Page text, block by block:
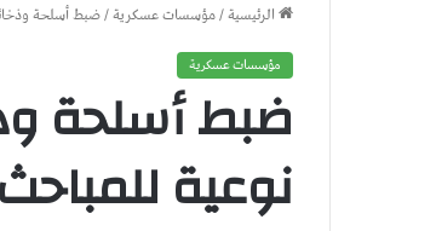
الرئيسية/مؤسسات عسكرية/ضبط أسلحة
مؤسسات عسكرية
ضبط أسلحة
نوعية